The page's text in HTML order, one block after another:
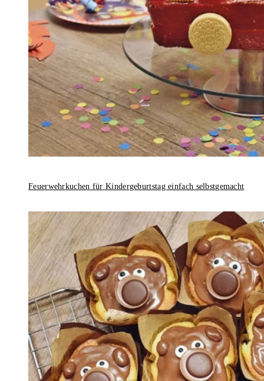
Feuerwehrkuchen für Kindergeburtstag einfach selbstgemacht